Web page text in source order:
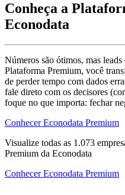
Conheça a
Econodata
Números são ótimos, mas
Plataforma Premium, você
de perder tempo com dados
fale direto com os decisores
foque no que importa: fechar
Conhecer Econodata Premium
Visualize todas as 1.073
Premium da Econodata
Conhecer Econodata Premium